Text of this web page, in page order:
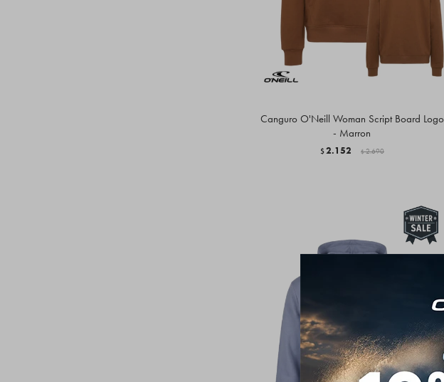
Canguro O'Neill Woman Script Board Logo
- Marron
$2.152 $ 2.690